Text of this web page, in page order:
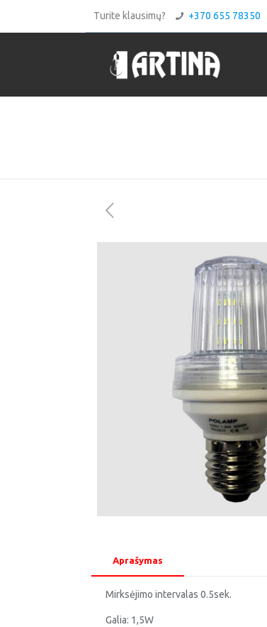
Turite klausimų? +370 655 78350
Aprašymas
Mirksėjimo intervalas 0.5sek.
Galia: 1,5W